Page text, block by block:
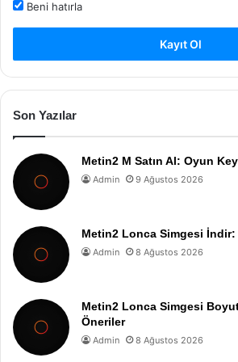
Beni hatırla
Kayıt Ol
Son Yazılar
Metin2 M Satın Al: Oyun
Admin 9 Ağustos 2026
Metin2 Lonca Simgesi İndir:
Admin 8 Ağustos 2026
Metin2 Lonca Simgesi
Öneriler
Admin 8 Ağustos 2026